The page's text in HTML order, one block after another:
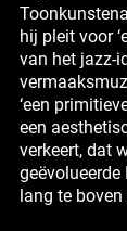
hij pleit voor
van het jazz-
‘een
een
verkeert, dat
geëvolueerde
lang te boven